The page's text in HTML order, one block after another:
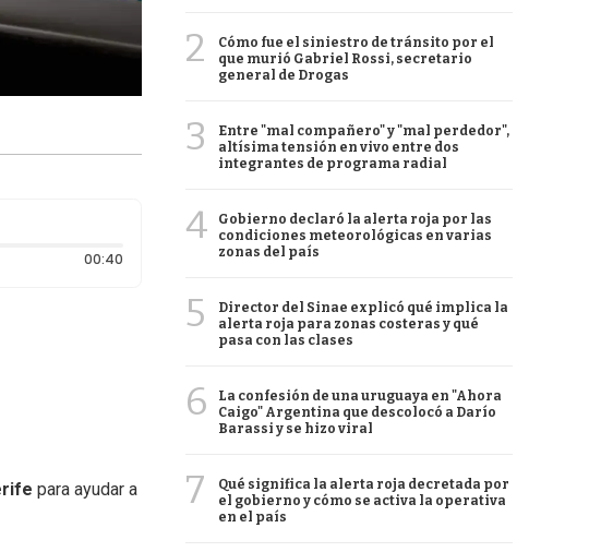
00:40Duración: 40 segundos
para ayudar a
2
Cómo fue el siniestro de tránsito por el
que murió Gabriel Rossi, secretario
general de Drogas
3
Entre "mal compañero" y "mal perdedor",
altísima tensión en vivo entre dos
integrantes de programa radial
4
Gobierno declaró la alerta roja por las
condiciones meteorológicas en varias
zonas del país
5
Director del Sinae explicó qué implica la
alerta roja para zonas costeras y qué
pasa con las clases
6
La confesión de una uruguaya en "Ahora
Caigo" Argentina que descolocó a Darío
Barassi y se hizo viral
7
Qué significa la alerta roja decretada por
el gobierno y cómo se activa la operativa
en el país